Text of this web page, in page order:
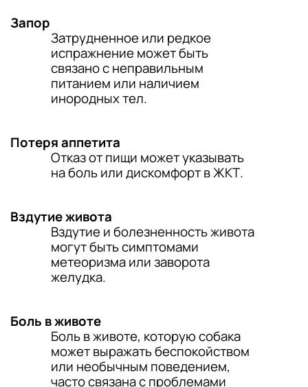
Запор
Затрудненное или редкое
испражнение может быть
связано с неправильным
питанием или наличием
инородных тел.
Потеря аппетита
Отказ от пищи может указывать
на боль или дискомфорт в ЖКТ.
Вздутие живота
Вздутие и болезненность живота
могут быть симптомами
метеоризма или заворота
желудка.
Боль в животе
Боль в животе, которую собака
может выражать беспокойством
или необычным поведением,
часто связана с проблемами